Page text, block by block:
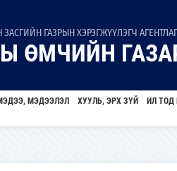
ГАЗРЫН ХЭРЭГЖҮҮЛЭГЧ АГЕНТЛАГ
ӨМЧИЙН
МЭДЭЭЛЭЛ ХУУЛЬ, ЭРХ ЗҮЙ ИЛ ТОД